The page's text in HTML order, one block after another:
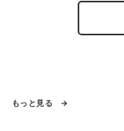
もっと見る